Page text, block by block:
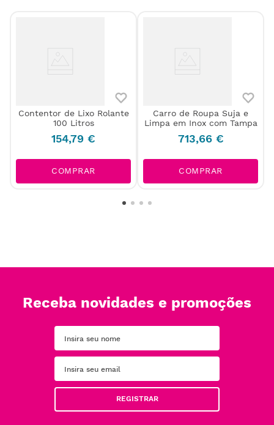
Contentor de Lixo Rolante
100 Litros
154,79 €
COMPRAR
Carro de Roupa Suja e
Limpa em Inox com Tampa
713,66 €
COMPRAR
Receba novidades e promoções
REGISTRAR